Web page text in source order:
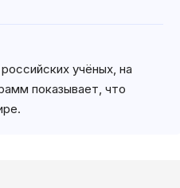
учёных, на
показывает, что